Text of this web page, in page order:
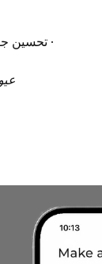
• تحسين